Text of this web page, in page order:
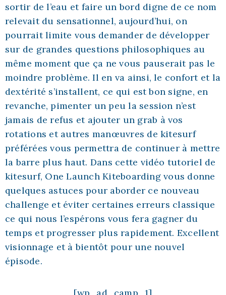
sortir de l’eau et faire un bord digne de ce nom
relevait du sensationnel, aujourd’hui, on
pourrait limite vous demander de développer
sur de grandes questions philosophiques au
même moment que ça ne vous pauserait pas le
moindre problème. Il en va ainsi, le confort et la
dextérité s’installent, ce qui est bon signe, en
revanche, pimenter un peu la session n’est
jamais de refus et ajouter un grab à vos
rotations et autres manœuvres de kitesurf
préférées vous permettra de continuer à mettre
la barre plus haut. Dans cette vidéo tutoriel de
kitesurf, One Launch Kiteboarding vous donne
quelques astuces pour aborder ce nouveau
challenge et éviter certaines erreurs classique
ce qui nous l’espérons vous fera gagner du
temps et progresser plus rapidement. Excellent
visionnage et à bientôt pour une nouvel
épisode.